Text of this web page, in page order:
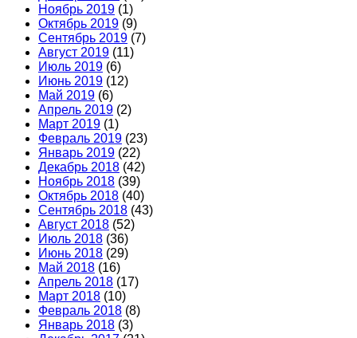
Ноябрь 2019 (1)
Октябрь 2019 (9)
Сентябрь 2019 (7)
Август 2019 (11)
Июль 2019 (6)
Июнь 2019 (12)
Май 2019 (6)
Апрель 2019 (2)
Март 2019 (1)
Февраль 2019 (23)
Январь 2019 (22)
Декабрь 2018 (42)
Ноябрь 2018 (39)
Октябрь 2018 (40)
Сентябрь 2018 (43)
Август 2018 (52)
Июль 2018 (36)
Июнь 2018 (29)
Май 2018 (16)
Апрель 2018 (17)
Март 2018 (10)
Февраль 2018 (8)
Январь 2018 (3)